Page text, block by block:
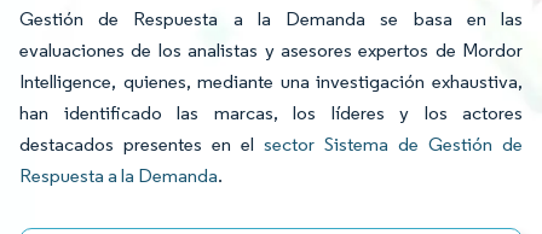
Gestión de Respuesta a la Demanda se basa en las
evaluaciones de los analistas y asesores expertos de Mordor
Intelligence, quienes, mediante una investigación exhaustiva,
han identificado las marcas, los líderes y los actores
destacados presentes en el sector Sistema de Gestión de
Respuesta a la Demanda.